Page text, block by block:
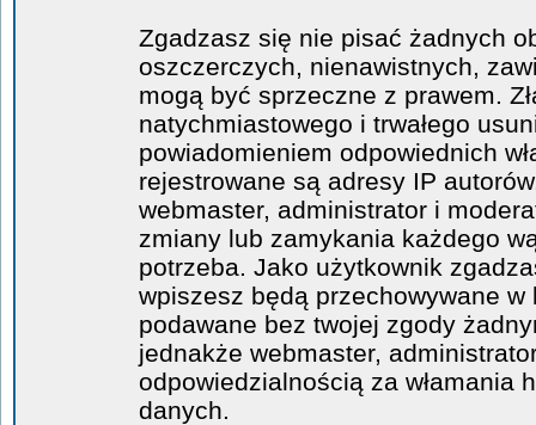
Zgadzasz się nie pisać żadnych
oszczerczych, nienawistnych,
mogą być sprzeczne z prawem.
natychmiastowego i trwałego
powiadomieniem odpowiednich
rejestrowane są adresy IP
webmaster, administrator i
zmiany lub zamykania każdego
potrzeba. Jako użytkownik
wpiszesz będą przechowywane
podawane bez twojej zgody
jednakże webmaster,
odpowiedzialnością za włamania
danych.